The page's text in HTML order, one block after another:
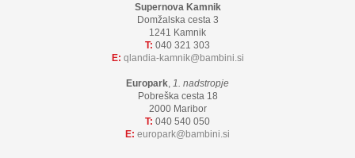
Supernova Kamnik
Domžalska cesta 3
1241 Kamnik
T: 040 321 303
E: qlandia-kamnik bambini.si
Europark, 1. nadstropje
Pobreška cesta 18
2000 Maribor
T: 040 540 050
E: europark bambini.si